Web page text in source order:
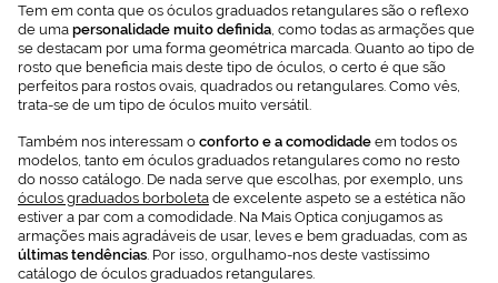
Tem em conta que os óculos graduados retangulares são o reflexo
de uma personalidade muito definida , como todas as armações que
se destacam por uma forma geométrica marcada. Quanto ao tipo de
rosto que beneficia mais deste tipo de óculos, o certo é que são
perfeitos para rostos ovais, quadrados ou retangulares. Como vês,
trata-se de um tipo de óculos muito versátil.
Também nos interessam o conforto e a comodidade em todos os
modelos, tanto em óculos graduados retangulares como no resto
do nosso catálogo. De nada serve que escolhas, por exemplo, uns
óculos graduados borboleta de excelente aspeto se a estética não
estiver a par com a comodidade. Na Mais Optica conjugamos as
armações mais agradáveis de usar, leves e bem graduadas, com as
últimas tendências . Por isso, orgulhamo-nos deste vastíssimo
catálogo de óculos graduados retangulares.